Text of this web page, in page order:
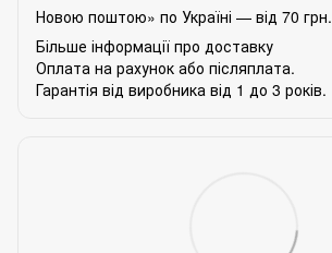
Новою поштою» по Україні — від 70 грн.
Більше інформації про доставку
Оплата на рахунок або післяплата.
Гарантія від виробника від 1 до 3 років.